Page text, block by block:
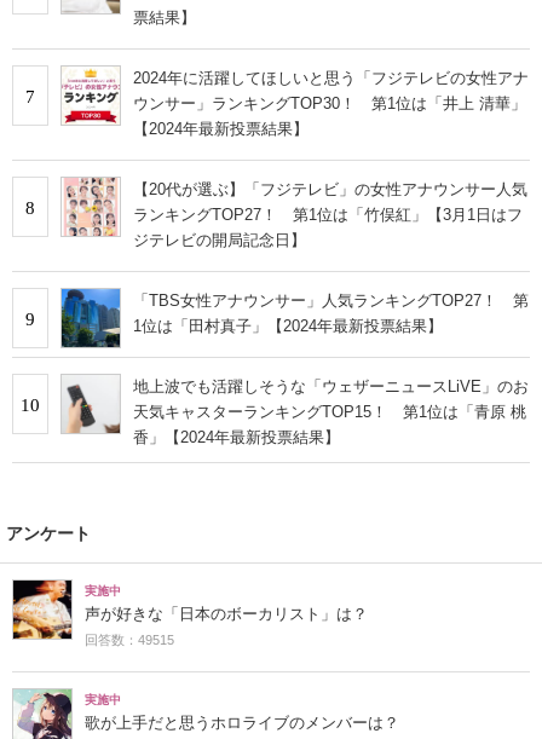
票結果】
7
2024年に活躍してほしいと思う「フジテレビの女性アナ
ウンサー」ランキングTOP30！ 第1位は「井上 清華」
【2024年最新投票結果】
8
【20代が選ぶ】「フジテレビ」の女性アナウンサー人気
ランキングTOP27！ 第1位は「竹俣紅」【3月1日はフ
ジテレビの開局記念日】
9
「TBS女性アナウンサー」人気ランキングTOP27！ 第
1位は「田村真子」【2024年最新投票結果】
10
地上波でも活躍しそうな「ウェザーニュースLiVE」のお
天気キャスターランキングTOP15！ 第1位は「青原 桃
香」【2024年最新投票結果】
アンケート
実施中
声が好きな「日本のボーカリスト」は？
回答数：49515
実施中
歌が上手だと思うホロライブのメンバーは？